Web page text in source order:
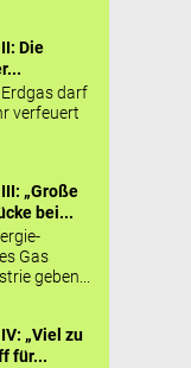
Die
darf
verfeuert
„Große
bei...
Gas
geben...
„Viel zu
für...